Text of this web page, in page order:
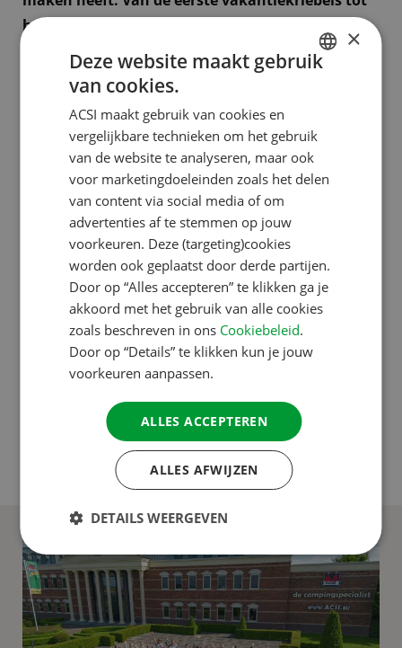
het ophalen van de mooiste
vakantieherinneringen.
in Andelst, 35 softwareontwikkelaars in het Indiase
Pune en bijna 400inspecteurs,beheerdersen
reisleidersin Europa, doen wij er alles aan om
kampeerders de mooiste weken van het jaar te
bieden. Bij ACSI vind je negen merken onder één dak.
Hierdoor bieden we producten en diensten voor
kampeerders aan in alle soorten en maten. Of het
nu gaat om een perfect georganiseerde groepsreis,
een voordelige kampeervakantie in het laagseizoen,
een luxe glampingvakantie in de zomer,
overwinteren in Zuid-Europa of het ontdekken van
Scandinavië: de reis van een ander begint bij jou!
Ontdek onze vacatures
GERMAN
SPANISH
SWEDISH
×
Deze website maakt gebruik
van cookies.
ACSI maakt gebruik van cookies en
vergelijkbare technieken om het gebruik
van de website te analyseren, maar ook
voor marketingdoeleinden zoals het delen
van content via social media of om
advertenties af te stemmen op jouw
voorkeuren. Deze (targeting)cookies
worden ook geplaatst door derde partijen.
Door op “Alles accepteren” te klikken ga je
akkoord met het gebruik van alle cookies
zoals beschreven in ons Cookiebeleid.
Door op “Details” te klikken kun je jouw
voorkeuren aanpassen.
ALLES ACCEPTEREN
ALLES AFWIJZEN
DETAILS WEERGEVEN